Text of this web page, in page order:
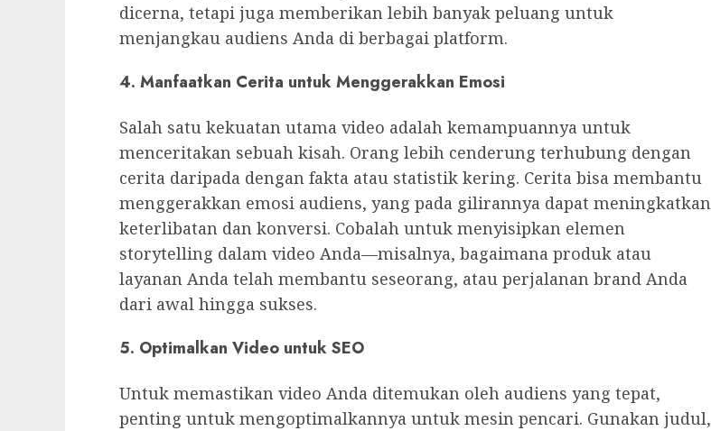
dicerna, tetapi juga memberikan lebih banyak peluang untuk
menjangkau audiens Anda di berbagai platform.
4. Manfaatkan Cerita untuk Menggerakkan Emosi
Salah satu kekuatan utama video adalah kemampuannya untuk
menceritakan sebuah kisah. Orang lebih cenderung terhubung dengan
cerita daripada dengan fakta atau statistik kering. Cerita bisa membantu
menggerakkan emosi audiens, yang pada gilirannya dapat meningkatkan
keterlibatan dan konversi. Cobalah untuk menyisipkan elemen
storytelling dalam video Anda—misalnya, bagaimana produk atau
layanan Anda telah membantu seseorang, atau perjalanan brand Anda
dari awal hingga sukses.
5. Optimalkan Video untuk SEO
Untuk memastikan video Anda ditemukan oleh audiens yang tepat,
penting untuk mengoptimalkannya untuk mesin pencari. Gunakan judul,